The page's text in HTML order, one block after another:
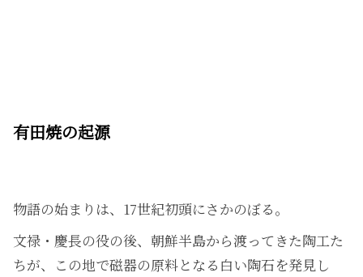
有田焼の起源
物語の始まりは、17世紀初頭にさかのぼる。
文禄・慶長の役の後、朝鮮半島から渡ってきた陶工た
ちが、この地で磁器の原料となる白い陶石を発見し